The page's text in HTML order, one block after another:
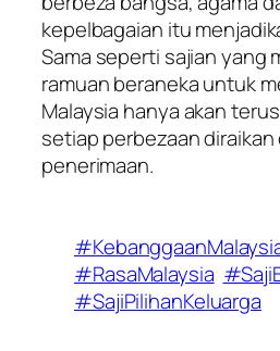
kepelbagaian itu
Sama seperti sajian yang
ramuan beraneka untuk
Malaysia hanya akan
setiap perbezaan
penerimaan.
#RasaMalaysia
#SajiPilihanKeluarga